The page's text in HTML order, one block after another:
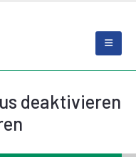
deaktivieren